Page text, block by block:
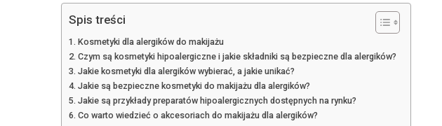
Spis treści
Kosmetyki dla alergików do makijażu
Czym są kosmetyki hipoalergiczne i jakie składniki są bezpieczne dla alergików?
Jakie kosmetyki dla alergików wybierać, a jakie unikać?
Jakie są bezpieczne kosmetyki do makijażu dla alergików?
Jakie są przykłady preparatów hipoalergicznych dostępnych na rynku?
Co warto wiedzieć o akcesoriach do makijażu dla alergików?